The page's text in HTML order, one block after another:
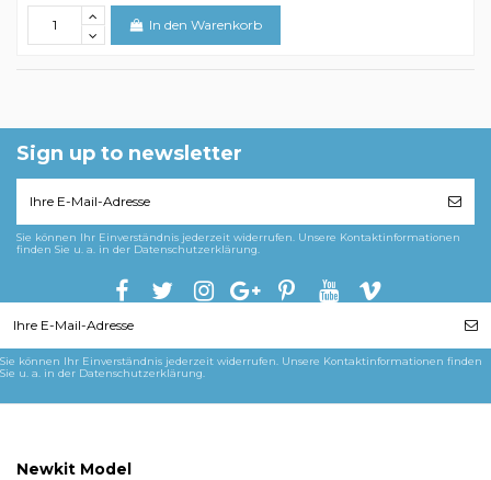
In den Warenkorb
Sign up to newsletter
Sie können Ihr Einverständnis jederzeit widerrufen. Unsere Kontaktinformationen
finden Sie u. a. in der Datenschutzerklärung.
Sie können Ihr Einverständnis jederzeit widerrufen. Unsere Kontaktinformationen finden
Sie u. a. in der Datenschutzerklärung.
Newkit Model